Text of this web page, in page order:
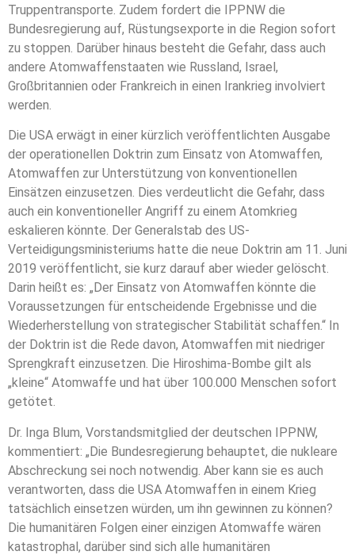
Truppentransporte. Zudem fordert die IPPNW die
Bundesregierung auf, Rüstungsexporte in die Region sofort
zu stoppen. Darüber hinaus besteht die Gefahr, dass auch
andere Atomwaffenstaaten wie Russland, Israel,
Großbritannien oder Frankreich in einen Irankrieg involviert
werden.
Die USA erwägt in einer kürzlich veröffentlichten Ausgabe
der operationellen Doktrin zum Einsatz von Atomwaffen,
Atomwaffen zur Unterstützung von konventionellen
Einsätzen einzusetzen. Dies verdeutlicht die Gefahr, dass
auch ein konventioneller Angriff zu einem Atomkrieg
eskalieren könnte. Der Generalstab des US-
Verteidigungsministeriums hatte die neue Doktrin am 11. Juni
2019 veröffentlicht, sie kurz darauf aber wieder gelöscht.
Darin heißt es: „Der Einsatz von Atomwaffen könnte die
Voraussetzungen für entscheidende Ergebnisse und die
Wiederherstellung von strategischer Stabilität schaffen.“ In
der Doktrin ist die Rede davon, Atomwaffen mit niedriger
Sprengkraft einzusetzen. Die Hiroshima-Bombe gilt als
„kleine“ Atomwaffe und hat über 100.000 Menschen sofort
getötet.
Dr. Inga Blum, Vorstandsmitglied der deutschen IPPNW,
kommentiert: „Die Bundesregierung behauptet, die nukleare
Abschreckung sei noch notwendig. Aber kann sie es auch
verantworten, dass die USA Atomwaffen in einem Krieg
tatsächlich einsetzen würden, um ihn gewinnen zu können?
Die humanitären Folgen einer einzigen Atomwaffe wären
katastrophal, darüber sind sich alle humanitären